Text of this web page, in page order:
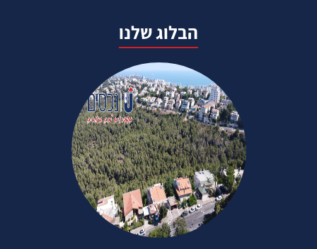
הבלוג שלנו